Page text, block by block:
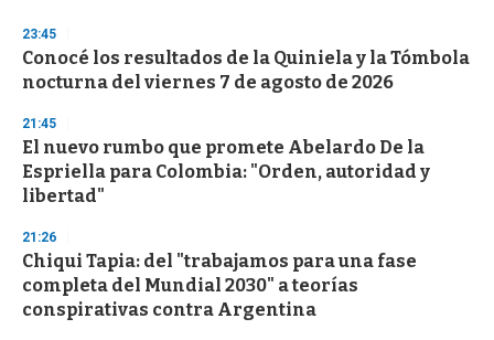
s
e
c
o
d
s
23:45
Conocé los resultados de la Quiniela y la Tómbola
nocturna del viernes 7 de agosto de 2026
21:45
El nuevo rumbo que promete Abelardo De la
Espriella para Colombia: "Orden, autoridad y
libertad"
21:26
Chiqui Tapia: del "trabajamos para una fase
completa del Mundial 2030" a teorías
conspirativas contra Argentina